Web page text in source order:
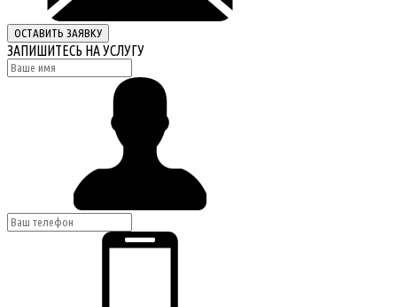
ОСТАВИТЬ ЗАЯВКУ
ЗАПИШИТЕСЬ НА УСЛУГУ